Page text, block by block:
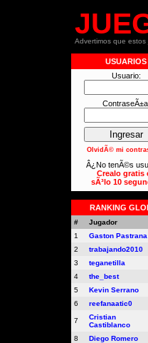
Advertimos que
USUARIOS
Usuario:
OlvidÃ© mi
Â¿No tenÃ©s
Crealo gratis
sÃ³lo 10
RANKING
# Jugador
1
Gaston Pastrana
2
trabajando2010
3
teganetilla
4
the_best
5
Kevin Serrano
6
reefanaatic0
7
Cristian
Castiblanco
8 Diego Romero